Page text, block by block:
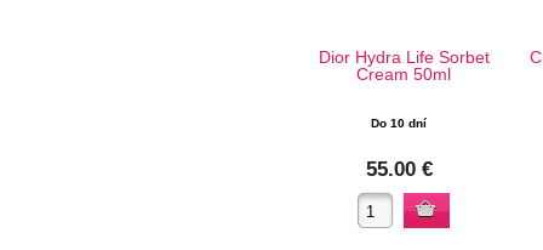
Dior Hydra Life Sorbet
Cream 50ml
Do 10 dní
55.00 €